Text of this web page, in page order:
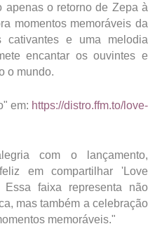
apenas o retorno de Zepa à
momentos memoráveis da
cativantes e uma melodia
encantar os ouvintes e
o mundo.
em: https://distro.ffm.to/love-
com o lançamento,
em compartilhar 'Love
faixa representa não
mas também a celebração
memoráveis."